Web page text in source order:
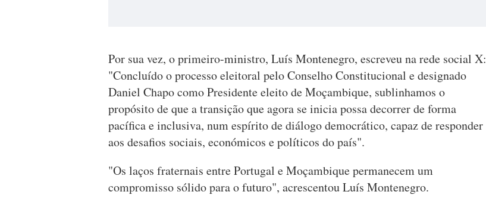
Por sua vez, o primeiro-ministro, Luís Montenegro, escreveu na rede social X:
"Concluído o processo eleitoral pelo Conselho Constitucional e designado
Daniel Chapo como Presidente eleito de Moçambique, sublinhamos o
propósito de que a transição que agora se inicia possa decorrer de forma
pacífica e inclusiva, num espírito de diálogo democrático, capaz de responder
aos desafios sociais, económicos e políticos do país".
"Os laços fraternais entre Portugal e Moçambique permanecem um
compromisso sólido para o futuro", acrescentou Luís Montenegro.